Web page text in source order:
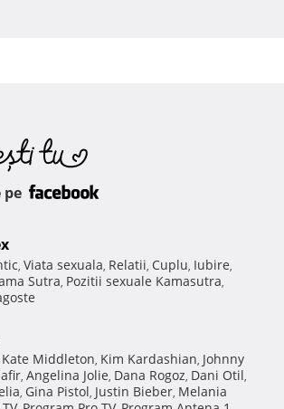
pe
, Viata sexuala, Relatii, Cuplu, Iubire,
Sutra, Pozitii sexuale Kamasutra,
Kate Middleton, Kim Kardashian, Johnny
, Angelina Jolie, Dana Rogoz, Dani Otil,
, Gina Pistol, Justin Bieber, Melania